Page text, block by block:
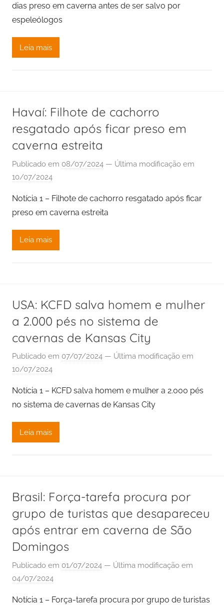
dias preso em caverna antes de ser salvo por
espeleólogos
Leia mais
Havaí: Filhote de cachorro
resgatado após ficar preso em
caverna estreita
Publicado em 08/07/2024 — Última modificação em
10/07/2024
Notícia 1 – Filhote de cachorro resgatado após ficar
preso em caverna estreita
Leia mais
USA: KCFD salva homem e mulher
a 2.000 pés no sistema de
cavernas de Kansas City
Publicado em 07/07/2024 — Última modificação em
10/07/2024
Notícia 1 – KCFD salva homem e mulher a 2.000 pés
no sistema de cavernas de Kansas City
Leia mais
Brasil: Força-tarefa procura por
grupo de turistas que desapareceu
após entrar em caverna de São
Domingos
Publicado em 01/07/2024 — Última modificação em
04/07/2024
Notícia 1 – Força-tarefa procura por grupo de turistas